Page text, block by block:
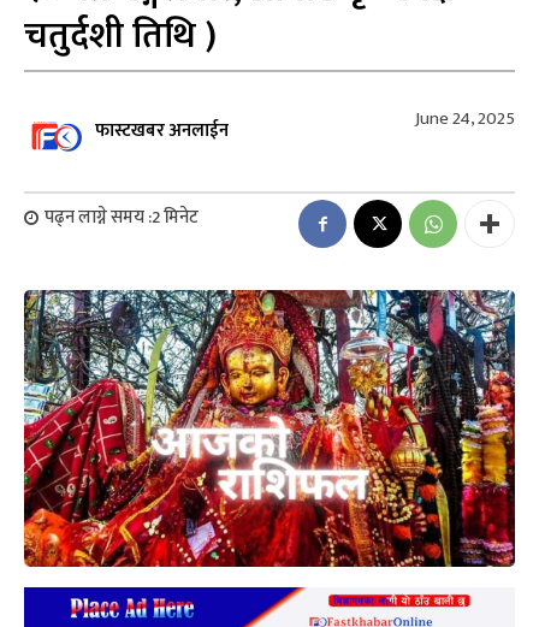
चतुर्दशी तिथि )
फास्टखबर अनलाईन June 24, 2025
पढ्न लाग्ने समय :2मिनेट